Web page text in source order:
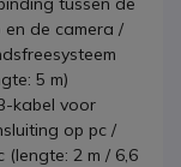
en de camera /
5 m)
kabel voor
op pc /
(lengte: 2 m / 6,6